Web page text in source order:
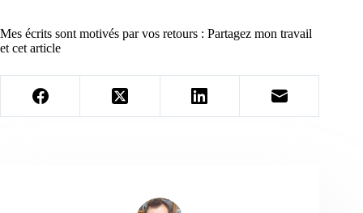
Mes écrits sont motivés par vos retours : Partagez mon travail
et cet article